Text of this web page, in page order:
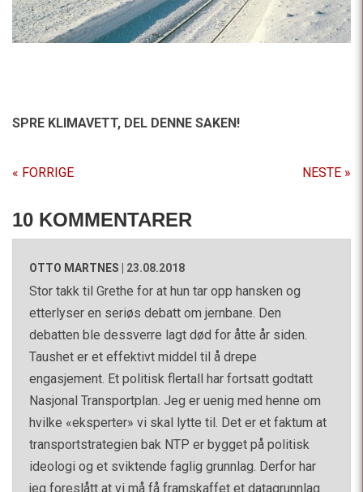
SPRE KLIMAVETT, DEL DENNE SAKEN!
« FORRIGE NESTE »
10 KOMMENTARER
OTTO MARTNES 23.08.2018
Stor takk til Grethe for at hun tar opp hansken og
etterlyser en seriøs debatt om jernbane. Den
debatten ble dessverre lagt død for åtte år siden.
Taushet er et effektivt middel til å drepe
engasjement. Et politisk flertall har fortsatt godtatt
Nasjonal Transportplan. Jeg er uenig med henne om
hvilke «eksperter» vi skal lytte til. Det er et faktum at
transportstrategien bak NTP er bygget på politisk
ideologi og et sviktende faglig grunnlag. Derfor har
jeg foreslått at vi må få framskaffet et datagrunnlag